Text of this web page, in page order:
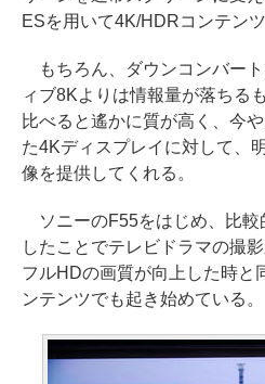
ESを用いて4K/HDRコンテン
もちろん、ダウンコンバー
ィブ8Kよりは情報量が落ちる
比べると遙かに質が高く、今
た4Kディスプレイに対して、
像を提供してくれる。
ソニーのF55をはじめ、比較
したことでテレビドラマの撮
フルHDの画質が向上した時と
ンテンツでも起き始めている。